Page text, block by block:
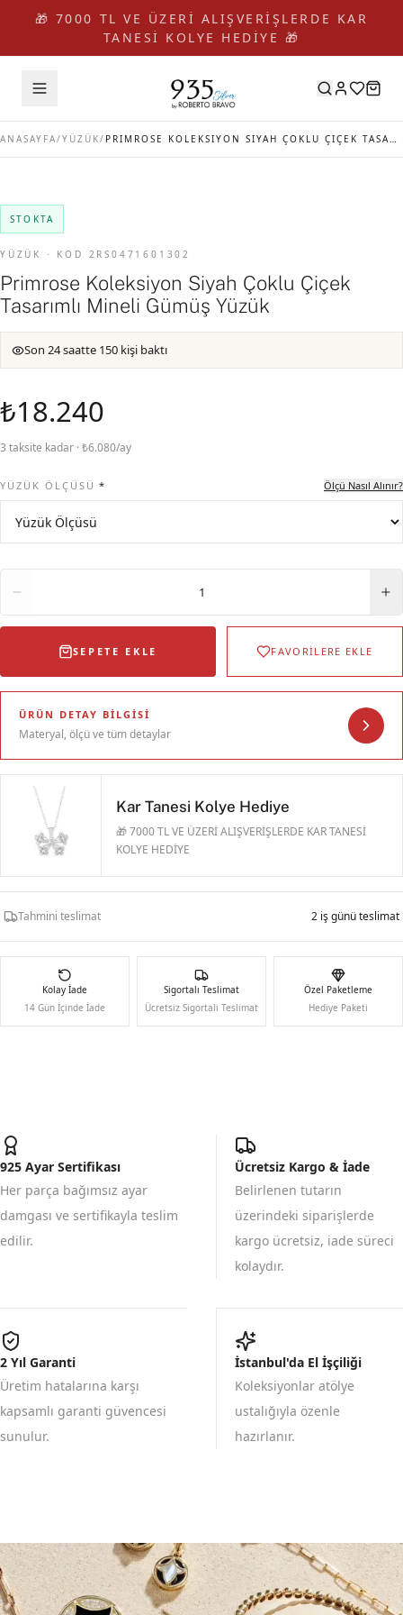
🎁 7000 TL VE ÜZERİ ALIŞVERİŞLERDE KAR
TANESİ KOLYE HEDİYE 🎁
ANASAYFA/YÜZÜK/ PRIMROSE KOLEKSIYON SIYAH ÇOKLU ÇIÇEK TASARIMLI MINELI GÜMÜŞ YÜZÜK
STOKTA
YÜZÜK · KOD 2RS0471601302
Primrose Koleksiyon Siyah Çoklu Çiçek
Tasarımlı Mineli Gümüş Yüzük
Son 24 saatte 150 kişi baktı
₺18.240
3 taksite kadar · ₺6.080/ay
YÜZÜK ÖLÇÜSÜ * Ölçü Nasıl Alınır?
1
SEPETE EKLE FAVORİLERE EKLE
ÜRÜN DETAY BILGISI
Materyal, ölçü ve tüm detaylar
Kar Tanesi Kolye Hediye
🎁 7000 TL VE ÜZERİ ALIŞVERİŞLERDE KAR TANESİ
KOLYE HEDİYE
Tahmini teslimat 2 iş günü teslimat
Kolay İade
14 Gün İçinde İade
Sigortalı Teslimat
Ücretsiz Sigortalı Teslimat
Özel Paketleme
Hediye Paketi
925 Ayar Sertifikası
Her parça bağımsız ayar
damgası ve sertifikayla teslim
edilir.
Ücretsiz Kargo & İade
Belirlenen tutarın
üzerindeki siparişlerde
kargo ücretsiz, iade süreci
kolaydır.
2 Yıl Garanti
Üretim hatalarına karşı
kapsamlı garanti güvencesi
sunulur.
İstanbul'da El İşçiliği
Koleksiyonlar atölye
ustalığıyla özenle
hazırlanır.